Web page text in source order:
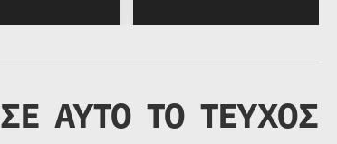
ΣΕ ΑΥΤΟ ΤΟ ΤΕΥΧΟΣ